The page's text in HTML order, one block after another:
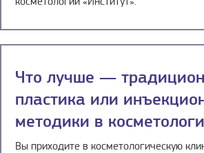
Что лучше —
пластика или
методики в
Вы приходите в косметологическую